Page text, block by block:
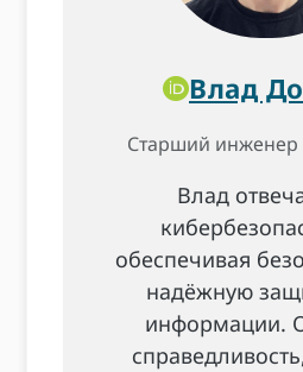
Влад
Старший инженер
Влад
обеспечивая
надёжную
информации.